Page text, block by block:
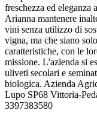
freschezza ed eleganza
Arianna mantenere
vini senza utilizzo di
vigna, ma che siano
caratteristiche, con le
missione. L'azienda si
uliveti secolari e
biologica. Azienda
Lupo SP68 Vittoria-
3397383580